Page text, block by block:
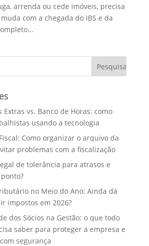
arrenda ou cede imóveis, precisa
com a chegada do IBS e da
Extras vs. Banco de Horas: como
usando a tecnologia
Como organizar o arquivo da
problemas com a fiscalização
de tolerância para atrasos e
no Meio do Ano: Ainda dá
impostos em 2026?
dos Sócios na Gestão: o que todo
saber para proteger a empresa e
segurança